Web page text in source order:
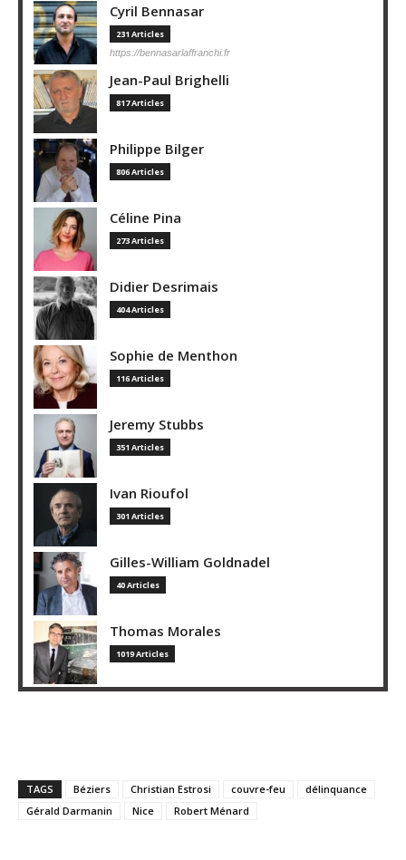
Cyril Bennasar
231 Articles
https://bennasarlaffranchi.fr
Jean-Paul Brighelli
817 Articles
Philippe Bilger
806 Articles
Céline Pina
273 Articles
Didier Desrimais
404 Articles
Sophie de Menthon
116 Articles
Jeremy Stubbs
351 Articles
Ivan Rioufol
301 Articles
Gilles-William Goldnadel
40 Articles
Thomas Morales
1019 Articles
TAGS Béziers Christian Estrosi couvre-feu
délinquance
Gérald Darmanin
Nice Robert Ménard